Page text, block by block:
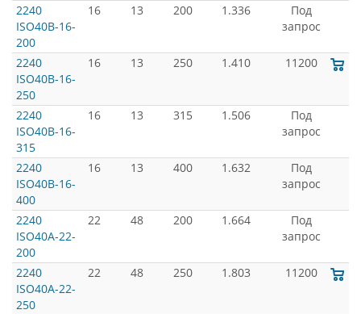
2240
ISO40B-16-
200
16 13 200 1.336
Под
запрос
2240
ISO40B-16-
250
16 13 250 1.410 11200
2240
ISO40B-16-
315
16 13 315 1.506
Под
запрос
2240
ISO40B-16-
400
16 13 400 1.632
Под
запрос
2240
ISO40A-22-
200
22 48 200 1.664
Под
запрос
2240
ISO40A-22-
250
22 48 250 1.803 11200